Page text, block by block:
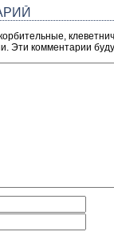
Эти комментарии